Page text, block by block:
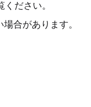
ください。
合があります。